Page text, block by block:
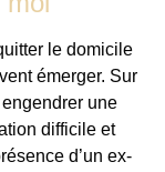
le domicile
émerger. Sur
une
difficile et
d’un ex-